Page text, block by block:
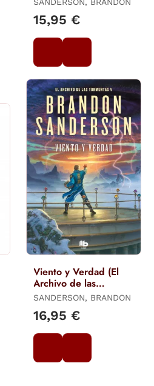
15,95 €
Viento y Verdad (El
Archivo de las
Tormentas 5)
SANDERSON, BRANDON
16,95 €